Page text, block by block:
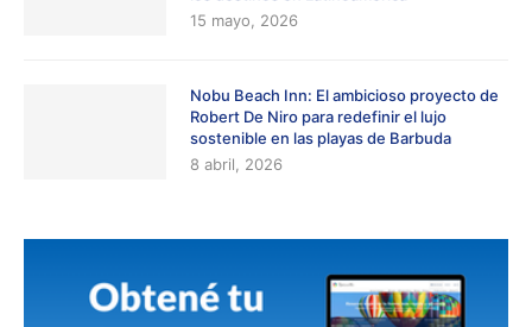
15 mayo, 2026
Nobu Beach Inn: El ambicioso proyecto de
Robert De Niro para redefinir el lujo
sostenible en las playas de Barbuda
8 abril, 2026